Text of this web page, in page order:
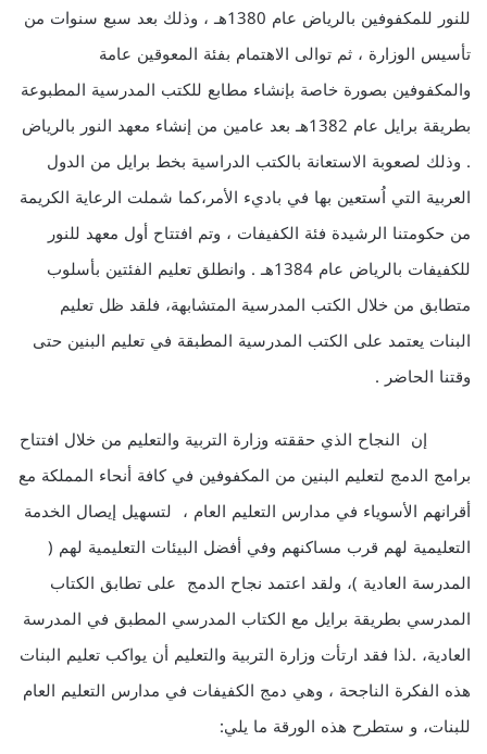
للنور للمكفوفين بالرياض عام 1380هـ ، وذلك بعد سبع سنوات من
تأسيس الوزارة ، ثم توالى الاهتمام بفئة المعوقين عامة
والمكفوفين بصورة خاصة بإنشاء مطابع للكتب المدرسية المطبوعة
بطريقة برايل عام 1382هـ بعد عامين من إنشاء معهد النور بالرياض
. وذلك لصعوبة الاستعانة بالكتب الدراسية بخط برايل من الدول
العربية التي اُستعين بها في باديء الأمر،كما شملت الرعاية الكريمة
من حكومتنا الرشيدة فئة الكفيفات ، وتم افتتاح أول معهد للنور
للكفيفات بالرياض عام 1384هـ . وانطلق تعليم الفئتين بأسلوب
متطابق من خلال الكتب المدرسية المتشابهة، فلقد ظل تعليم
البنات يعتمد على الكتب المدرسية المطبقة في تعليم البنين حتى
وقتنا الحاضر .
إن النجاح الذي حققته وزارة التربية والتعليم من خلال افتتاح
برامج الدمج لتعليم البنين من المكفوفين في كافة أنحاء المملكة مع
أقرانهم الأسوياء في مدارس التعليم العام ، لتسهيل إيصال الخدمة
التعليمية لهم قرب مساكنهم وفي أفضل البيئات التعليمية لهم (
المدرسة العادية )، ولقد اعتمد نجاح الدمج على تطابق الكتاب
المدرسي بطريقة برايل مع الكتاب المدرسي المطبق في المدرسة
العادية، .لذا فقد ارتأت وزارة التربية والتعليم أن يواكب تعليم البنات
هذه الفكرة الناجحة ، وهي دمج الكفيفات في مدارس التعليم العام
للبنات، و ستطرح هذه الورقة ما يلي: